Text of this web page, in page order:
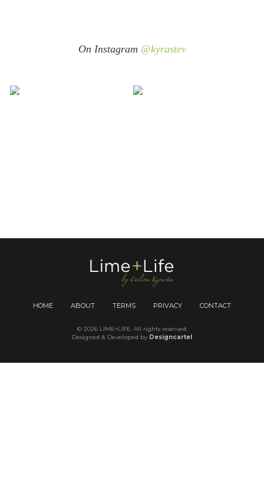
On Instagram @kyrastev
HOME ABOUT TERMS PRIVACY CONTACT
© 2026 LIME+LIFE. All rights reserved.
Designed & Developed by Designcartel